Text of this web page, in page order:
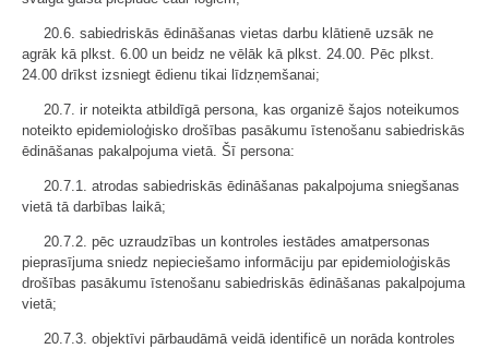
20.6. sabiedriskās ēdināšanas vietas darbu klātienē uzsāk ne
agrāk kā plkst. 6.00 un beidz ne vēlāk kā plkst. 24.00. Pēc plkst.
24.00 drīkst izsniegt ēdienu tikai līdzņemšanai;
20.7. ir noteikta atbildīgā persona, kas organizē šajos noteikumos
noteikto epidemioloģisko drošības pasākumu īstenošanu sabiedriskās
ēdināšanas pakalpojuma vietā. Šī persona:
20.7.1. atrodas sabiedriskās ēdināšanas pakalpojuma sniegšanas
vietā tā darbības laikā;
20.7.2. pēc uzraudzības un kontroles iestādes amatpersonas
pieprasījuma sniedz nepieciešamo informāciju par epidemioloģiskās
drošības pasākumu īstenošanu sabiedriskās ēdināšanas pakalpojuma
vietā;
20.7.3. objektīvi pārbaudāmā veidā identificē un norāda kontroles